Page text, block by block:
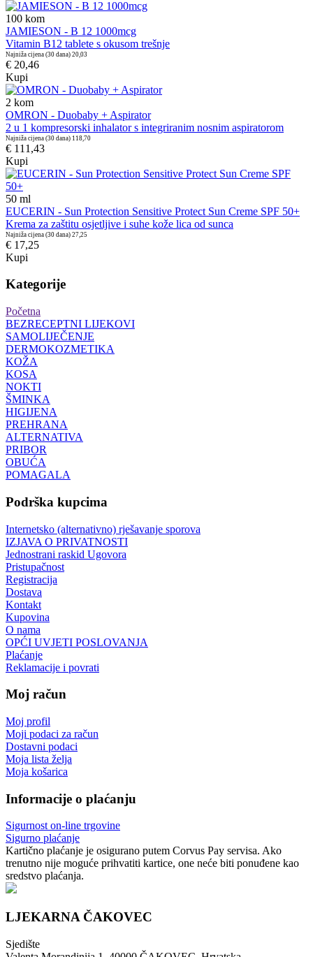
100 kom
JAMIESON - B 12 1000mcg
Vitamin B12 tablete s okusom trešnje
Najniža cijena (30 dana) 20,03
€ 20,46
Kupi
2 kom
OMRON - Duobaby + Aspirator
2 u 1 kompresorski inhalator s integriranim nosnim aspiratorom
Najniža cijena (30 dana) 118,70
€ 111,43
Kupi
50 ml
EUCERIN - Sun Protection Sensitive Protect Sun Creme SPF 50+
Krema za zaštitu osjetljive i suhe kože lica od sunca
Najniža cijena (30 dana) 27,25
€ 17,25
Kupi
Kategorije
Početna
BEZRECEPTNI LIJEKOVI
SAMOLIJEČENJE
DERMOKOZMETIKA
KOŽA
KOSA
NOKTI
ŠMINKA
HIGIJENA
PREHRANA
ALTERNATIVA
PRIBOR
OBUĆA
POMAGALA
Podrška kupcima
Internetsko (alternativno) rješavanje sporova
IZJAVA O PRIVATNOSTI
Jednostrani raskid Ugovora
Pristupačnost
Registracija
Dostava
Kontakt
Kupovina
O nama
OPĆI UVJETI POSLOVANJA
Plaćanje
Reklamacije i povrati
Moj račun
Moj profil
Moji podaci za račun
Dostavni podaci
Moja lista želja
Moja košarica
Informacije o plaćanju
Sigurnost on-line trgovine
Sigurno plaćanje
Kartično plaćanje je osigurano putem Corvus Pay servisa. Ako
trenutno nije moguće prihvatiti kartice, one neće biti ponuđene kao
sredstvo plaćanja.
LJEKARNA ČAKOVEC
Sjedište